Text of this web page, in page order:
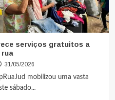
serviços gratuitos a
31/05/2026
mobilizou uma vasta
sábado...